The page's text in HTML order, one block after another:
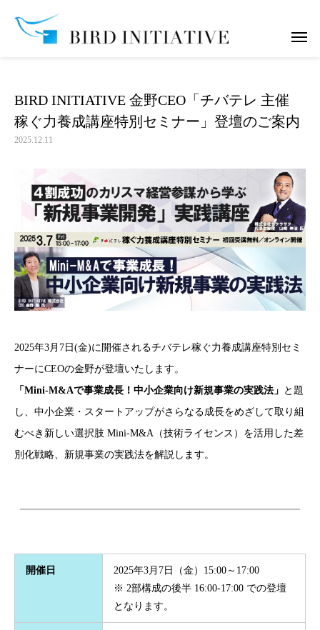
BIRD INITIATIVE 金野CEO「チバテレ 主催
稼ぐ力養成講座特別セミナー」登壇のご案内
2025.12.11
2025年3月7日(金)に開催されるチバテレ稼ぐ力養成講座特別セミ
ナーにCEOの金野が登壇いたします。
「Mini-M&Aで事業成長！中小企業向け新規事業の実践法」 と題
し、中小企業・スタートアップがさらなる成長をめざして取り組
むべき新しい選択肢 Mini-M&A（技術ライセンス）を活用した差
別化戦略、新規事業の実践法を解説します。
開催日
2025年3月7日（金）15:00～17:00
※ 2部構成の後半 16:00-17:00 での登壇
となります。